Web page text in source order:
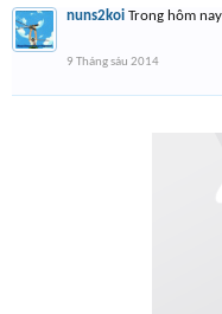
nuns2koi Trong hôm
9 Tháng sáu 2014